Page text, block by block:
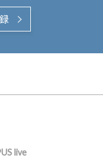
live